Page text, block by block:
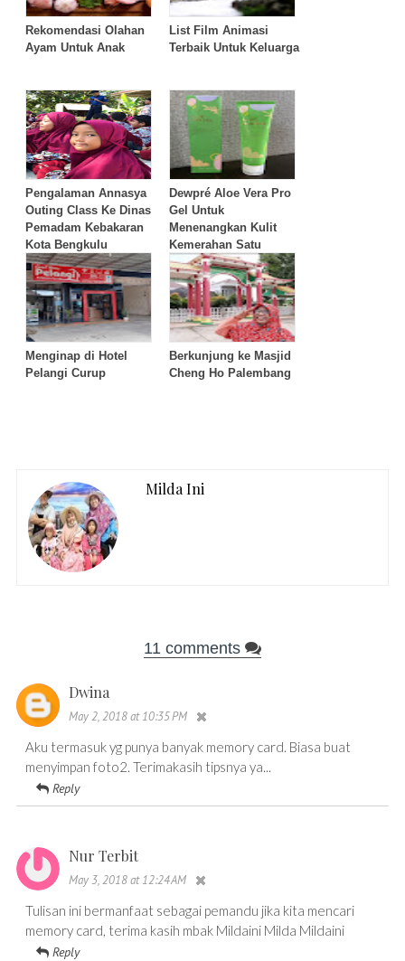
Rekomendasi Olahan
Ayam Untuk Anak
List Film Animasi
Terbaik Untuk Keluarga
Pengalaman Annasya
Outing Class Ke Dinas
Pemadam Kebakaran
Kota Bengkulu
Dewpré Aloe Vera Pro
Gel Untuk
Menenangkan Kulit
Kemerahan Satu
Keluarga
Menginap di Hotel
Pelangi Curup
Berkunjung ke Masjid
Cheng Ho Palembang
Milda Ini
11 comments
Dwina
May 2, 2018 at 10:35 PM
Aku termasuk yg punya banyak memory card. Biasa buat
menyimpan foto2. Terimakasih tipsnya ya...
Reply
Nur Terbit
May 3, 2018 at 12:24 AM
Tulisan ini bermanfaat sebagai pemandu jika kita mencari
memory card, terima kasih mbak Mildaini Milda Mildaini
Reply